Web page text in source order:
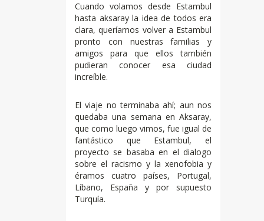
Cuando volamos desde Estambul
hasta aksaray la idea de todos era
clara, queríamos volver a Estambul
pronto con nuestras familias y
amigos para que ellos también
pudieran conocer esa ciudad
increíble.
El viaje no terminaba ahí; aun nos
quedaba una semana en Aksaray,
que como luego vimos, fue igual de
fantástico que Estambul, el
proyecto se basaba en el dialogo
sobre el racismo y la xenofobia y
éramos cuatro países, Portugal,
Líbano, España y por supuesto
Turquía.